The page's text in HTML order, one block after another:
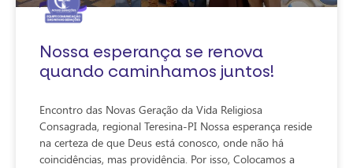
Nossa esperança se renova
quando caminhamos juntos!
Encontro das Novas Geração da Vida Religiosa
Consagrada, regional Teresina-PI Nossa esperança reside
na certeza de que Deus está conosco, onde não há
coincidências, mas providência. Por isso, Colocamos a